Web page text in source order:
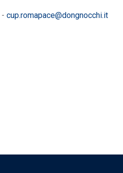
- cup.romapace@dongnocchi.it